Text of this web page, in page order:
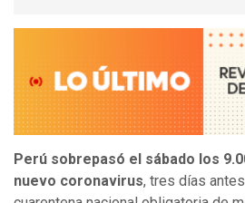
Perú sobrepasó el sábado los
nuevo coronavirus, tres días